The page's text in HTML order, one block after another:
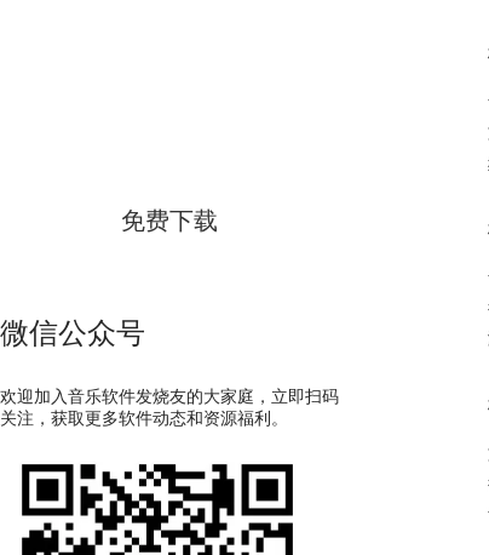
免费下载
微信公众号
欢迎加入音乐软件发烧友的大家庭，立即扫码
关注，获取更多软件动态和资源福利。